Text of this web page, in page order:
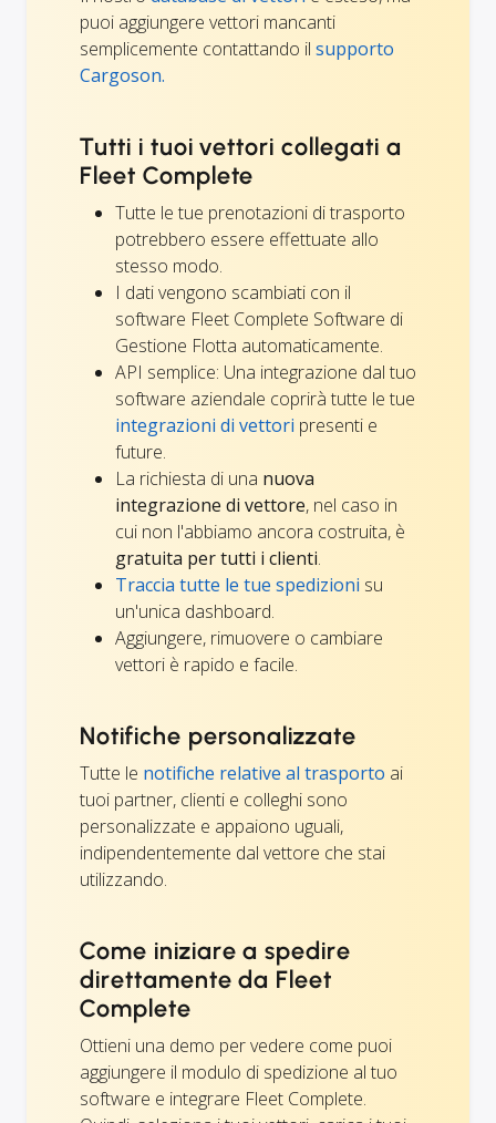
puoi aggiungere vettori mancanti
semplicemente contattando il supporto
Cargoson.
Tutti i tuoi vettori collegati a
Fleet Complete
Tutte le tue prenotazioni di trasporto
potrebbero essere effettuate allo
stesso modo.
I dati vengono scambiati con il
software Fleet Complete Software di
Gestione Flotta automaticamente.
API semplice: Una integrazione dal tuo
software aziendale coprirà tutte le tue
integrazioni di vettori presenti e
future.
La richiesta di una nuova
integrazione di vettore, nel caso in
cui non l'abbiamo ancora costruita, è
gratuita per tutti i clienti.
Traccia tutte le tue spedizioni su
un'unica dashboard.
Aggiungere, rimuovere o cambiare
vettori è rapido e facile.
Notifiche personalizzate
Tutte le notifiche relative al trasporto ai
tuoi partner, clienti e colleghi sono
personalizzate e appaiono uguali,
indipendentemente dal vettore che stai
utilizzando.
Come iniziare a spedire
direttamente da Fleet
Complete
Ottieni una demo per vedere come puoi
aggiungere il modulo di spedizione al tuo
software e integrare Fleet Complete.